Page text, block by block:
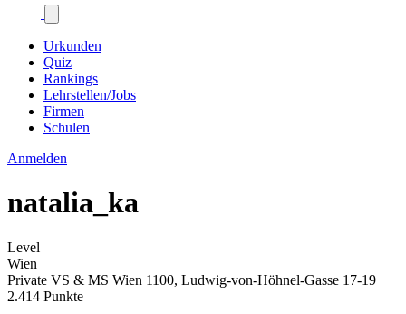
Urkunden
Quiz
Rankings
Lehrstellen/Jobs
Firmen
Schulen
Anmelden
natalia_ka
Level
Wien
Private VS & MS Wien 1100, Ludwig-von-Höhnel-Gasse 17-19
2.414 Punkte